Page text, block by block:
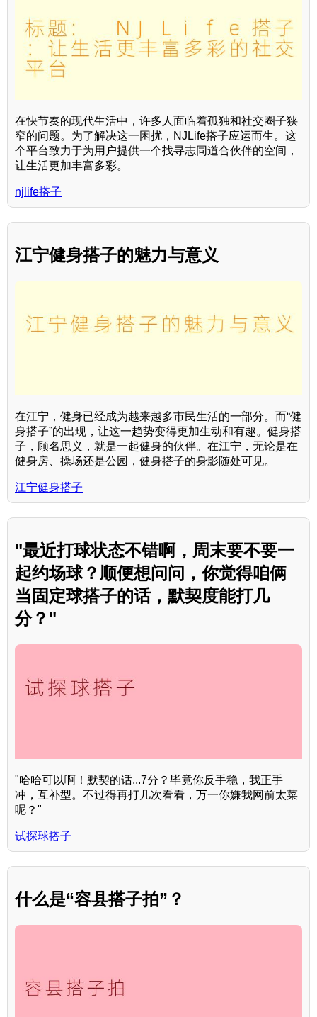
在快节奏的现代生活中，许多人面临着孤独和社交圈子狭
窄的问题。为了解决这一困扰，NJLife搭子应运而生。这
个平台致力于为用户提供一个找寻志同道合伙伴的空间，
让生活更加丰富多彩。
njlife搭子
江宁健身搭子的魅力与意义
在江宁，健身已经成为越来越多市民生活的一部分。而“健
身搭子”的出现，让这一趋势变得更加生动和有趣。健身搭
子，顾名思义，就是一起健身的伙伴。在江宁，无论是在
健身房、操场还是公园，健身搭子的身影随处可见。
江宁健身搭子
"最近打球状态不错啊，周末要不要一
起约场球？顺便想问问，你觉得咱俩
当固定球搭子的话，默契度能打几
分？"
"哈哈可以啊！默契的话...7分？毕竟你反手稳，我正手
冲，互补型。不过得再打几次看看，万一你嫌我网前太菜
呢？"
试探球搭子
什么是“容县搭子拍”？